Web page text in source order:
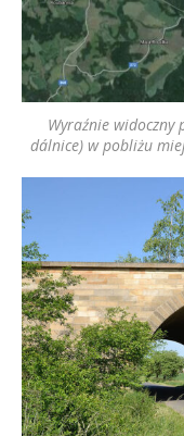
Wyraźnie
dálnice) w pobliżu